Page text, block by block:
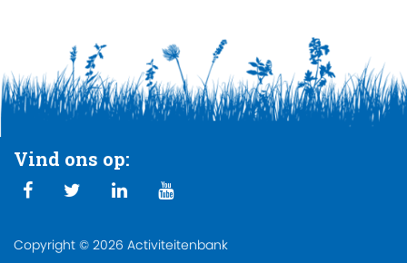
Vind ons op:
Copyright © 2026 Activiteitenbank